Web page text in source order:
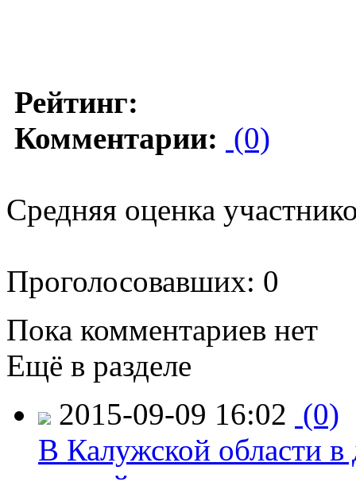
Рейтинг:
Комментарии: (0)
Средняя оценка
Проголосовавших: 0
Пока комментариев нет
Ещё в разделе
2015-09-09 16:02 (0)
В Калужской области в